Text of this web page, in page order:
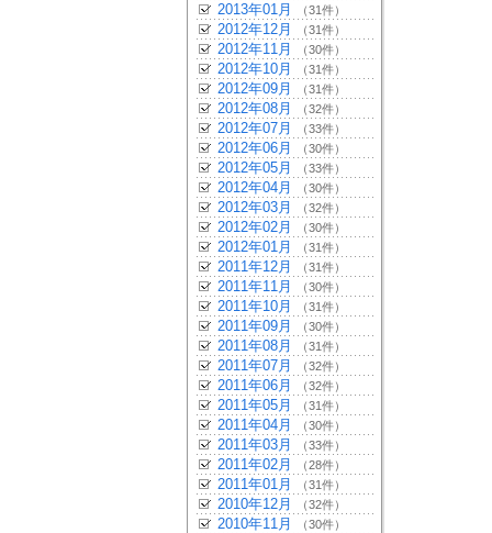
2013年01月 （31件）
2012年12月 （31件）
2012年11月 （30件）
2012年10月 （31件）
2012年09月 （31件）
2012年08月 （32件）
2012年07月 （33件）
2012年06月 （30件）
2012年05月 （33件）
2012年04月 （30件）
2012年03月 （32件）
2012年02月 （30件）
2012年01月 （31件）
2011年12月 （31件）
2011年11月 （30件）
2011年10月 （31件）
2011年09月 （30件）
2011年08月 （31件）
2011年07月 （32件）
2011年06月 （32件）
2011年05月 （31件）
2011年04月 （30件）
2011年03月 （33件）
2011年02月 （28件）
2011年01月 （31件）
2010年12月 （32件）
2010年11月 （30件）